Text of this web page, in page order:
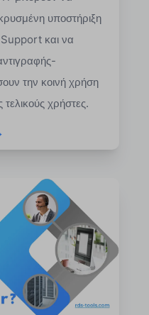
υποστήριξη
και να
την κοινή χρήση
χρήστες.